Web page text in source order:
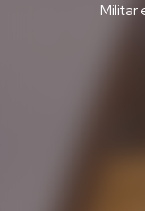
Militar